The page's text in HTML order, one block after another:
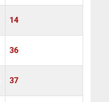
14
36
37